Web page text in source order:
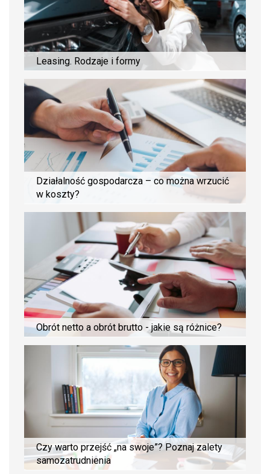
Leasing. Rodzaje i formy
Działalność gospodarcza – co można wrzucić
w koszty?
Obrót netto a obrót brutto - jakie są różnice?
Czy warto przejść „na swoje”? Poznaj zalety
samozatrudnienia